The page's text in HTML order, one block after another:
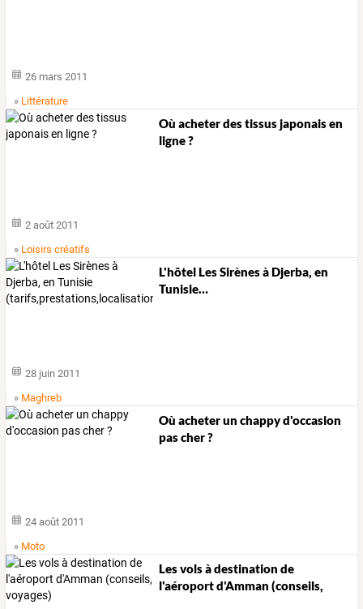
26 mars 2011
» Littérature
Où acheter des tissus japonais en
ligne ?
2 août 2011
» Loisirs créatifs
L'hôtelLesSirènesàDjerba, en
Tunisie…
28 juin 2011
» Maghreb
Où acheter un chappy d'occasion
pas cher ?
24 août 2011
» Moto
Les vols à destination de
l'aéroport d'Amman (conseils,